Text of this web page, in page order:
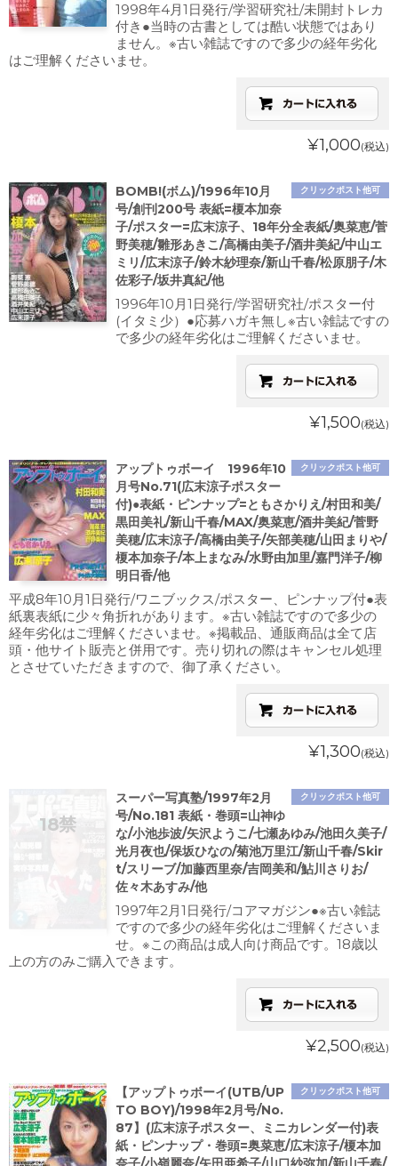
1998年4月1日発行/学習研究社/未開封トレカ
付き●当時の古書としては酷い状態ではあり
ません。※古い雑誌ですので多少の経年劣化
はご理解くださいませ。
¥1,000(税込)
クリックポスト他可
BOMB!(ボム)/1996年10月
号/創刊200号 表紙=榎本加奈
子/ポスター=広末涼子、18年分全表紙/奥菜恵/菅
野美穂/雛形あきこ/高橋由美子/酒井美紀/中山エ
ミリ/広末涼子/鈴木紗理奈/新山千春/松原朋子/木
佐彩子/坂井真紀/他
1996年10月1日発行/学習研究社/ポスター付
(イタミ少）●応募ハガキ無し※古い雑誌ですの
で多少の経年劣化はご理解くださいませ。
¥1,500(税込)
クリックポスト他可
アップトゥボーイ 1996年10
月号No.71(広末涼子ポスター
付)●表紙・ピンナップ=ともさかりえ/村田和美/
黒田美礼/新山千春/MAX/奥菜恵/酒井美紀/菅野
美穂/広末涼子/高橋由美子/矢部美穂/山田まりや/
榎本加奈子/本上まなみ/水野由加里/嘉門洋子/柳
明日香/他
平成8年10月1日発行/ワニブックス/ポスター、ピンナップ付●表
紙裏表紙に少々角折れがあります。※古い雑誌ですので多少の
経年劣化はご理解くださいませ。※掲載品、通販商品は全て店
頭・他サイト販売と併用です。売り切れの際はキャンセル処理
とさせていただきますので、御了承ください。
¥1,300(税込)
クリックポスト他可
スーパー写真塾/1997年2月
号/No.181 表紙・巻頭=山神ゆ
な/小池歩波/矢沢ようこ/七瀬あゆみ/池田久美子/
光月夜也/保坂ひなの/菊池万里江/新山千春/Skir
t/スリーブ/加藤西里奈/吉岡美和/鮎川さりお/
佐々木あすみ/他
1997年2月1日発行/コアマガジン●※古い雑誌
ですので多少の経年劣化はご理解くださいま
せ。※この商品は成人向け商品です。18歳以
上の方のみご購入できます。
¥2,500(税込)
クリックポスト他可
【アップトゥボーイ(UTB/UP
TO BOY)/1998年2月号/No.
87】(広末涼子ポスター、ミニカレンダー付)表
紙・ピンナップ・巻頭=奥菜恵/広末涼子/榎本加